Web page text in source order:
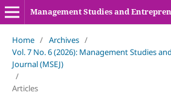
Management Studies and
Home / Archives /
Vol. 7 No. 6 (2026): Management Studies
Journal (MSEJ)
/
Articles